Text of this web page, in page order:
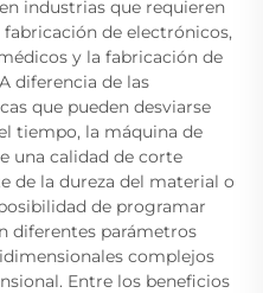
industrias que requieren
de electrónicos,
y la fabricación de
diferencia de las
que pueden desviarse
tiempo, la máquina de
una calidad de corte
de la dureza del material o
de programar
diferentes parámetros
complejos
Entre los beneficios